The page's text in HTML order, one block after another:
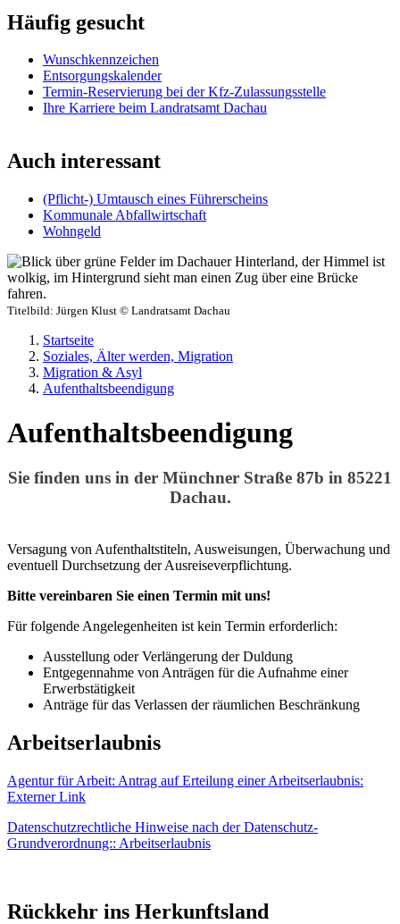
Häufig gesucht
Wunschkennzeichen
Entsorgungskalender
Termin-Reservierung bei der Kfz-Zulassungsstelle
Ihre Karriere beim Landratsamt Dachau
Auch interessant
(Pflicht-) Umtausch eines Führerscheins
Kommunale Abfallwirtschaft
Wohngeld
Titelbild: Jürgen Klust © Landratsamt Dachau
Startseite
Soziales, Älter werden, Migration
Migration & Asyl
Aufenthaltsbeendigung
Aufenthaltsbeendigung
Sie finden uns in der Münchner Straße 87b in 85221
Dachau.
Versagung von Aufenthaltstiteln, Ausweisungen, Überwachung und
eventuell Durchsetzung der Ausreiseverpflichtung.
Bitte vereinbaren Sie einen Termin mit uns!
Für folgende Angelegenheiten ist kein Termin erforderlich:
Ausstellung oder Verlängerung der Duldung
Entgegennahme von Anträgen für die Aufnahme einer
Erwerbstätigkeit
Anträge für das Verlassen der räumlichen Beschränkung
Arbeitserlaubnis
Agentur für Arbeit: Antrag auf Erteilung einer Arbeitserlaubnis:
Externer Link
Datenschutzrechtliche Hinweise nach der Datenschutz-
Grundverordnung:: Arbeitserlaubnis
Rückkehr ins Herkunftsland